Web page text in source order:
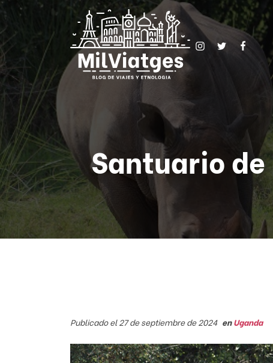
Santuario
Publicado el 27 de septiembre de 2024 enUganda